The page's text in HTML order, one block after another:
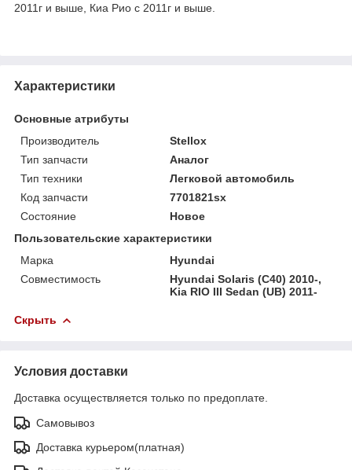
2011г и выше, Киа Рио с 2011г и выше.
Характеристики
Основные атрибуты
Производитель
Stellox
Тип запчасти
Аналог
Тип техники
Легковой автомобиль
Код запчасти
7701821sx
Состояние
Новое
Пользовательские характеристики
Марка
Hyundai
Совместимость
Hyundai Solaris (C40) 2010-,
Kia RIO III Sedan (UB) 2011-
Скрыть
Условия доставки
Доставка осуществляется только по предоплате.
Самовывоз
Доставка курьером(платная)